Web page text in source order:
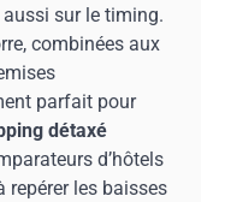
sur le timing.
combinées aux
parfait pour
détaxé
d’hôtels
repérer les baisses